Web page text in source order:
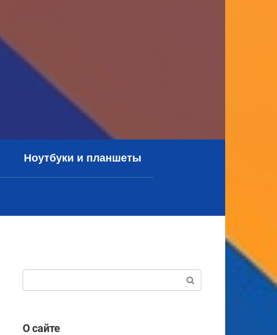
Ноутбуки и планшеты
О сайте